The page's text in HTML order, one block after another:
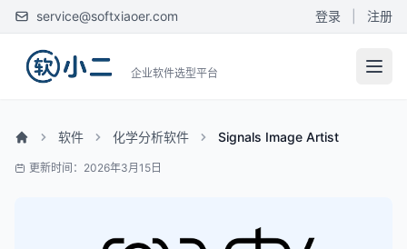
service@softxiaoer.com 登录 注册
企业软件选型平台
软件 化学分析软件 Signals Image Artist
更新时间：2026年3月15日